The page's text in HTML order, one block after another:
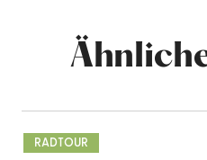
RADTOUR
dazu